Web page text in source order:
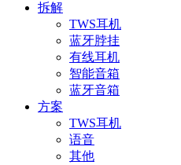
拆解
TWS耳机
蓝牙脖挂
有线耳机
智能音箱
蓝牙音箱
方案
TWS耳机
语音
其他